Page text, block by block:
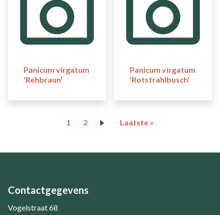
Panicum virgatum
'Rehbraun'
Panicum virgatum
'Rotstrahlbusch'
Huidige
1 Page
2
Laatste
Laatste »
Contactgegevens
Vogelstraat 68